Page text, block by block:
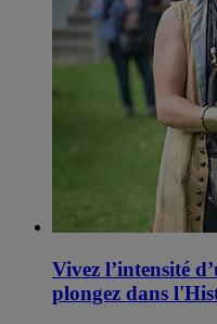
Vivez l’intensité
plongez dans